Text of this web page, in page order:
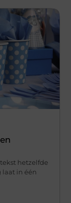
hetzelfde
laat in één